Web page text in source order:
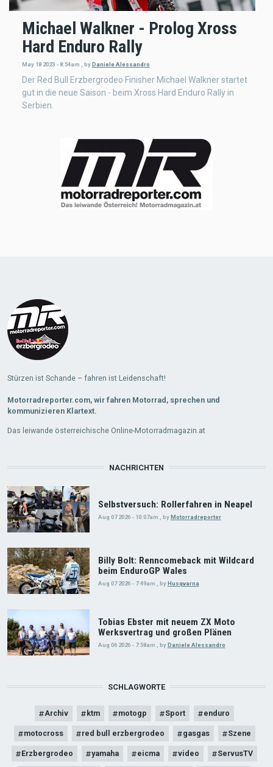
Michael Walkner - Prolog Xross
Hard Enduro Rally
May 18 2023 - 8:54am , by Daniele Alessandro
Der Red Bull Erzbergrodeo Finisher Michael Walkner startet
gut in die neue Saison - beim Xross Hard Enduro Rally in
Serbien.
Stürzen ist Schande – fahren ist Leidenschaft!
Motorradreporter.com, wir fahren Motorrad, sprechen und
kommunizieren Klartext.
Das leiwande österreichische Online-Motorradmagazin.at
NACHRICHTEN
Selbstversuch: Rollerfahren in Neapel
Aug 07 2026 - 10:07am byMotorradreporter
Billy Bolt: Renncomeback mit Wildcard
beim EnduroGP Wales
Aug 07 2026 - 7:49am byHusqvarna
Tobias Ebster mit neuem ZX Moto
Werksvertrag und großen Plänen
Aug 06 2026 - 7:58am byDaniele Alessandro
SCHLAGWORTE
Archiv ktm motogp Sport enduro
motocross red bull erzbergrodeo gasgas Szene
Erzbergrodeo yamaha eicma video ServusTV